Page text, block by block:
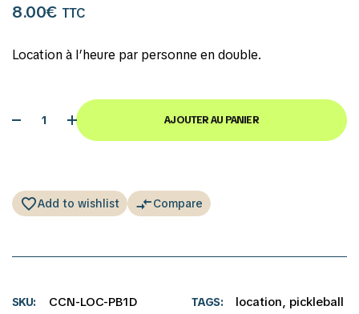
8.00€ TTC
Location à l’heure par personne en double.
AJOUTER AU PANIER
Compare
Add to wishlist
SKU CCN-LOC-PB1D TAGS location, pickleball